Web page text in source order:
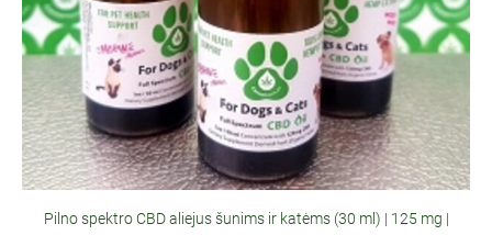
Pilno spektro CBD aliejus šunims ir katėms (30 ml) | 125 mg |